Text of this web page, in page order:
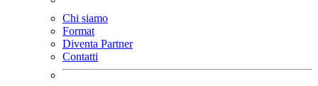
Chi siamo
Format
Diventa Partner
Contatti